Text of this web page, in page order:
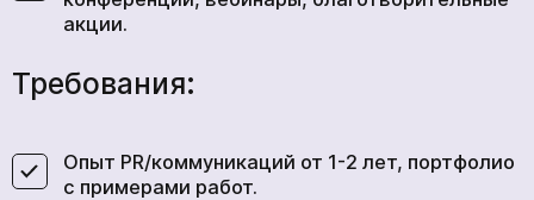
акции.
Требования:
Опыт PR/коммуникаций от 1-2 лет, портфолио
с примерами работ.